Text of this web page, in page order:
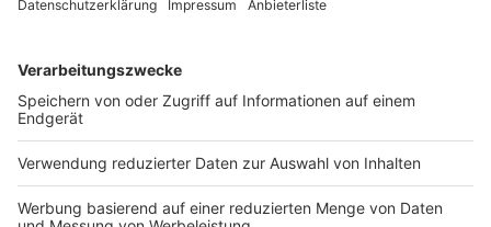
Services
Bauprojekt-Quiz
Häuser-Suche
Hausanbieter-Suche
Bauprojekt-Profil